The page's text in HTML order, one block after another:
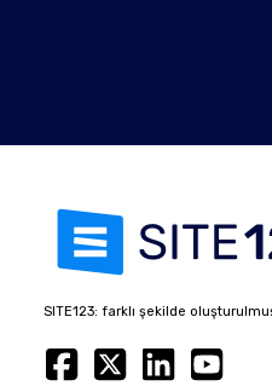
SITE123: farklı şekilde